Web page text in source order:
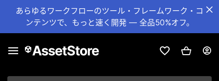
あらゆるワークフローのツール・フレームワーク・コ
ンテンツで、もっと速く開発 — 全品50%オフ。